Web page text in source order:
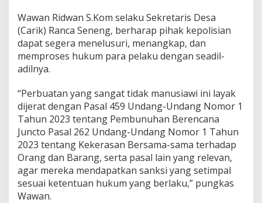
Wawan Ridwan S.Kom selaku Sekretaris Desa
(Carik) Ranca Seneng, berharap pihak kepolisian
dapat segera menelusuri, menangkap, dan
memproses hukum para pelaku dengan seadil-
adilnya.
“Perbuatan yang sangat tidak manusiawi ini layak
dijerat dengan Pasal 459 Undang-Undang Nomor 1
Tahun 2023 tentang Pembunuhan Berencana
Juncto Pasal 262 Undang-Undang Nomor 1 Tahun
2023 tentang Kekerasan Bersama-sama terhadap
Orang dan Barang, serta pasal lain yang relevan,
agar mereka mendapatkan sanksi yang setimpal
sesuai ketentuan hukum yang berlaku,” pungkas
Wawan.